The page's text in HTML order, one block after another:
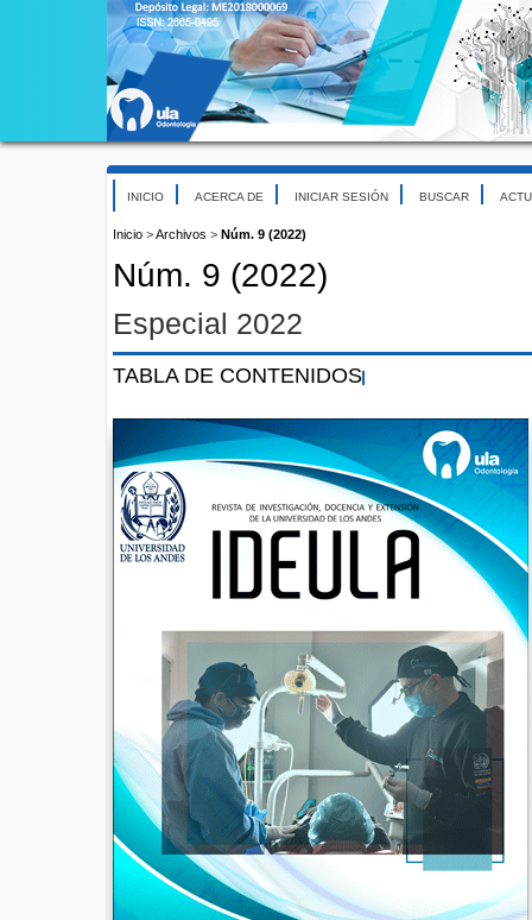
INICIO ACERCA DE INICIAR SESIÓN BUSCAR
Inicio >Archivos > Núm. 9 (2022)
Núm. 9 (2022)
Especial 2022
TABLA DE CONTENIDOS